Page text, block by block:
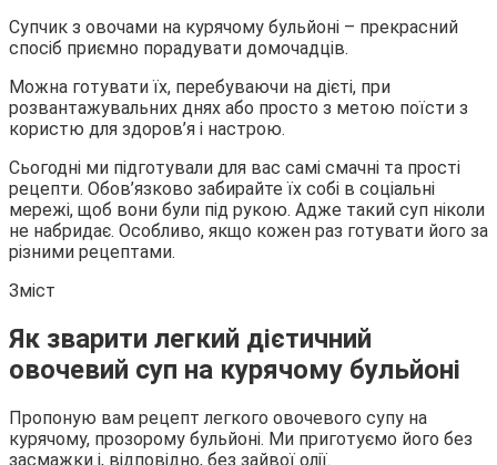
Супчик з овочами на курячому бульйоні – прекрасний
спосіб приємно порадувати домочадців.
Можна готувати їх, перебуваючи на дієті, при
розвантажувальних днях або просто з метою поїсти з
користю для здоров’я і настрою.
Сьогодні ми підготували для вас самі смачні та прості
рецепти. Обов’язково забирайте їх собі в соціальні
мережі, щоб вони були під рукою. Адже такий суп ніколи
не набридає. Особливо, якщо кожен раз готувати його за
різними рецептами.
Зміст
Як зварити легкий дієтичний
овочевий суп на курячому бульйоні
Пропоную вам рецепт легкого овочевого супу на
курячому, прозорому бульйоні. Ми приготуємо його без
засмажки і, відповідно, без зайвої олії.